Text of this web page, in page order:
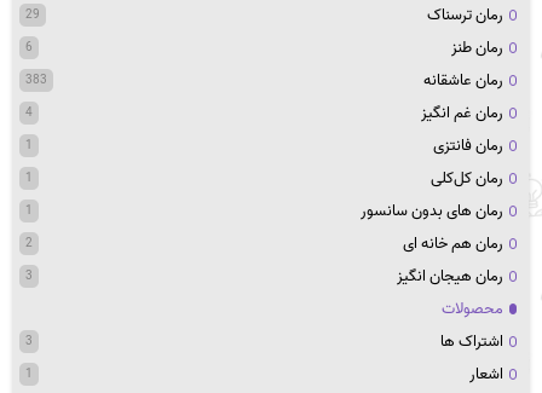
رمان ترسناک 29
رمان طنز 6
رمان عاشقانه 383
رمان غم انگیز 4
رمان فانتزی 1
رمان کل‌کلی 1
رمان های بدون سانسور 1
رمان هم خانه ای 2
رمان هیجان انگیز 3
محصولات
اشتراک ها
3
اشعار 1